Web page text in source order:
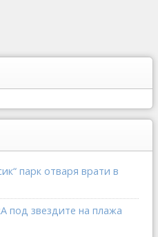
парк отваря врати в
под звездите на плажа